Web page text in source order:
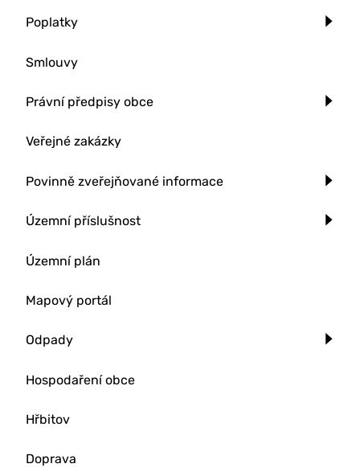
Poplatky
Smlouvy
Právní předpisy obce
Veřejné zakázky
Povinně zveřejňované informace
Územní příslušnost
Územní plán
Mapový portál
Odpady
Hospodaření obce
Hřbitov
Doprava